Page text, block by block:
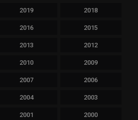
2019 2018
2016 2015
2013 2012
2010 2009
2007 2006
2004 2003
2001 2000